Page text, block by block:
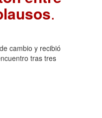
.
cambio y recibió
tras tres